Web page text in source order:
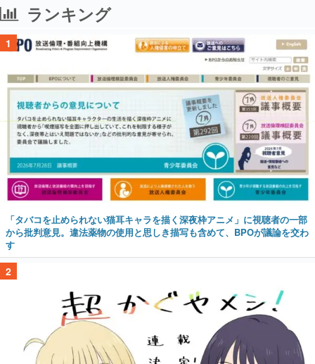
ランキング
1
「タバコを止められない猫耳キャラを描く深夜枠アニメ」に視聴者の一部
から批判意見。違法薬物の使用と思しき描写も含めて、BPOが議論を交わ
す
2